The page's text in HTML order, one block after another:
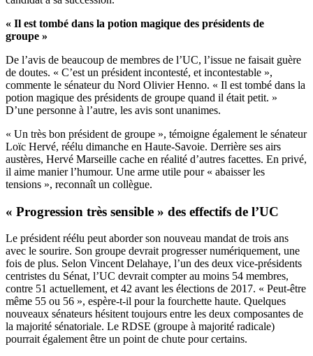
« Il est tombé dans la potion magique des présidents de
groupe »
De l’avis de beaucoup de membres de l’UC, l’issue ne faisait guère
de doutes. « C’est un président incontesté, et incontestable »,
commente le sénateur du Nord Olivier Henno. « Il est tombé dans la
potion magique des présidents de groupe quand il était petit. »
D’une personne à l’autre, les avis sont unanimes.
« Un très bon président de groupe », témoigne également le sénateur
Loïc Hervé, réélu dimanche en Haute-Savoie. Derrière ses airs
austères, Hervé Marseille cache en réalité d’autres facettes. En privé,
il aime manier l’humour. Une arme utile pour « abaisser les
tensions », reconnaît un collègue.
« Progression très sensible » des effectifs de l’UC
Le président réélu peut aborder son nouveau mandat de trois ans
avec le sourire. Son groupe devrait progresser numériquement, une
fois de plus. Selon Vincent Delahaye, l’un des deux vice-présidents
centristes du Sénat, l’UC devrait compter au moins 54 membres,
contre 51 actuellement, et 42 avant les élections de 2017. « Peut-être
même 55 ou 56 », espère-t-il pour la fourchette haute. Quelques
nouveaux sénateurs hésitent toujours entre les deux composantes de
la majorité sénatoriale. Le RDSE (groupe à majorité radicale)
pourrait également être un point de chute pour certains.